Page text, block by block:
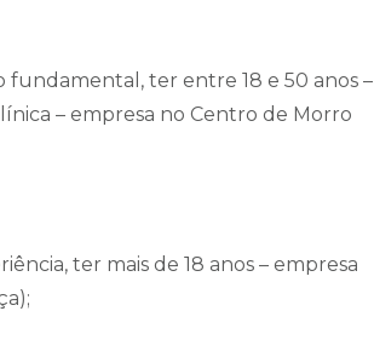
fundamental, ter entre 18 e 50 anos –
– empresa no Centro de Morro
ter mais de 18 anos – empresa